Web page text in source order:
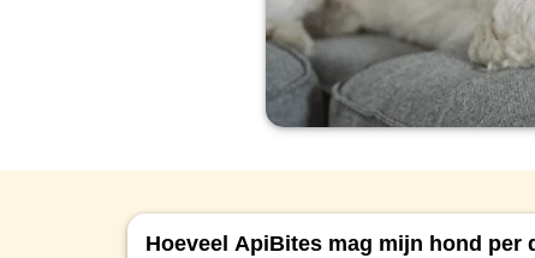
Hoeveel ApiBites mag mijn hond per